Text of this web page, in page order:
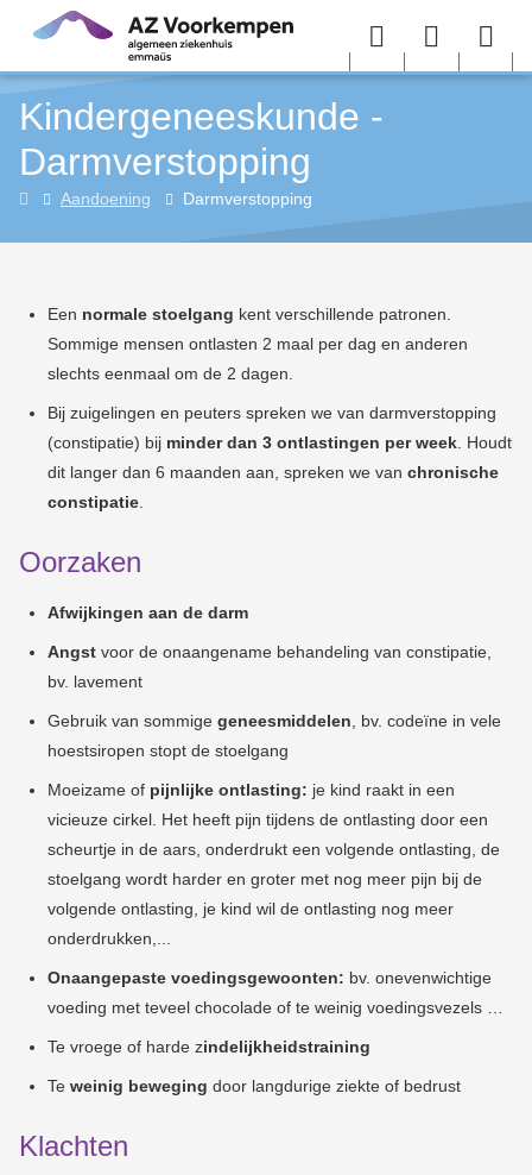
Overslaan en naar de inhoud gaan
Menu User
Kindergeneeskunde -
Darmverstopping
Kindergeneeskunde
Aandoening Darmverstopping
Een normale stoelgang kent verschillende patronen.
Sommige mensen ontlasten 2 maal per dag en anderen
slechts eenmaal om de 2 dagen.
Bij zuigelingen en peuters spreken we van darmverstopping
(constipatie) bij minder dan 3 ontlastingen per week . Houdt
dit langer dan 6 maanden aan, spreken we van chronische
constipatie
Oorzaken
Afwijkingen aan de darm
Angst voor de onaangename behandeling van constipatie,
bv. lavement
Gebruik van sommige geneesmiddelen , bv. codeïne in vele
hoestsiropen stopt de stoelgang
Moeizame of pijnlijke ontlasting: je kind raakt in een
vicieuze cirkel. Het heeft pijn tijdens de ontlasting door een
scheurtje in de aars, onderdrukt een volgende ontlasting, de
stoelgang wordt harder en groter met nog meer pijn bij de
volgende ontlasting, je kind wil de ontlasting nog meer
onderdrukken,...
Onaangepaste voedingsgewoonten: bv. onevenwichtige
voeding met teveel chocolade of te weinig voedingsvezels …
Te vroege of harde zindelijkheidstraining
Te weinig beweging door langdurige ziekte of bedrust
Klachten